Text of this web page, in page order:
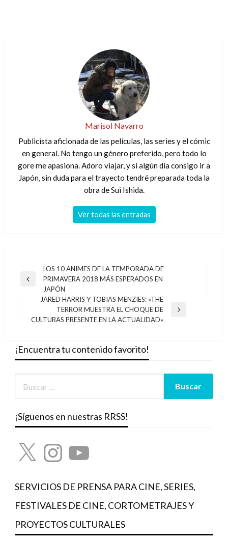
Marisol Navarro
Publicista aficionada de las películas, las series y el cómic
en general. No tengo un género preferido, pero todo lo
gore me apasiona. Adoro viajar, y si algún día consigo ir a
Japón, sin duda para el trayecto tendré preparada toda la
obra de Sui Ishida.
Ver todas las entradas
Navegación
de
entradas
Entrada
LOS 10 ANIMES DE LA TEMPORADA DE
PRIMAVERA 2018 MÁS ESPERADOS EN
JAPÓN
siguiente
JARED HARRIS Y TOBIAS MENZIES: «THE
TERROR MUESTRA EL CHOQUE DE
CULTURAS PRESENTE EN LA ACTUALIDAD»
¡Encuentra tu contenido favorito!
¡Síguenos en nuestras RRSS!
X InstagramYouTube
SERVICIOS DE PRENSA PARA CINE, SERIES,
FESTIVALES DE CINE, CORTOMETRAJES Y
PROYECTOS CULTURALES